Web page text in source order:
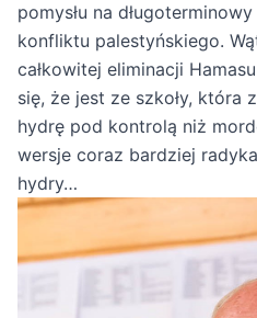
pomysłu na
konfliktu palestyńskiego.
całkowitej eliminacji
się, że jest ze szkoły, która
hydrę pod kontrolą niż
wersje coraz bardziej
hydry…